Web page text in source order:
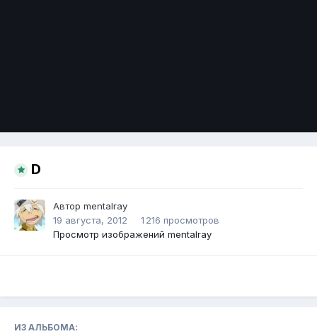
D
Автор mentalray
19 августа, 2012
1 216 просмотров
Просмотр изображений mentalray
ИЗ АЛЬБОМА: